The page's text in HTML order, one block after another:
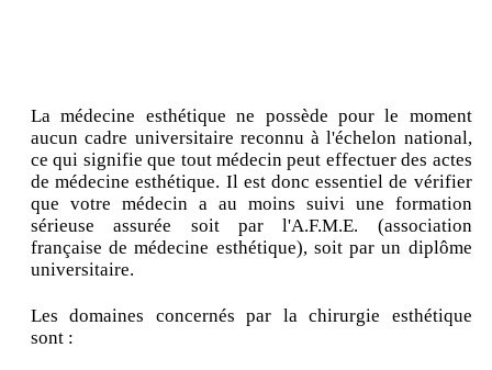
La médecine esthétique ne possède pour le moment
aucun cadre universitaire reconnu à l'échelon national,
ce qui signifie que tout médecin peut effectuer des actes
de médecine esthétique. Il est donc essentiel de vérifier
que votre médecin a au moins suivi une formation
sérieuse assurée soit par l'A.F.M.E. (association
française de médecine esthétique), soit par un diplôme
universitaire.
Les domaines concernés par la chirurgie esthétique
sont :